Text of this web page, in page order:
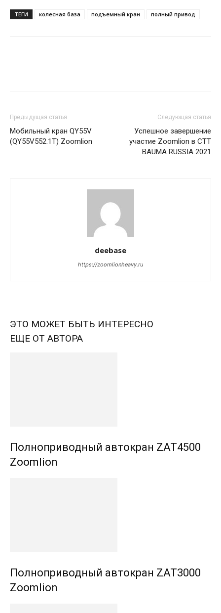
ТЕГИ колесная база подъемный кран полный привод
Предыдущая статья
Мобильный кран QY55V
(QY55V552.1T) Zoomlion
Следующая статья
Успешное завершение
участие Zoomlion в СТТ
BAUMA RUSSIA 2021
deebase
https://zoomlionheavy.ru
ЭТО МОЖЕТ БЫТЬ ИНТЕРЕСНО
ЕЩЕ ОТ АВТОРА
Полноприводный автокран ZAT4500
Zoomlion
Полноприводный автокран ZAT3000
Zoomlion